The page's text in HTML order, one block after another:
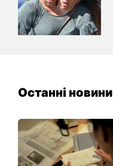
Останні новини